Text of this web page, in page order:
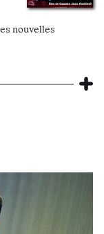
nouvelles